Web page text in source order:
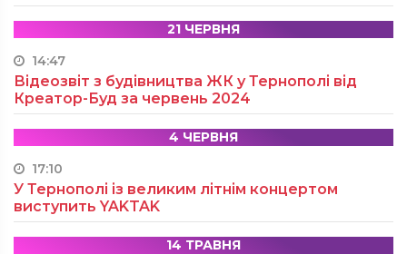
21 ЧЕРВНЯ
14:47
Відеозвіт з будівництва ЖК у Тернополі від
Креатор-Буд за червень 2024
4 ЧЕРВНЯ
17:10
У Тернополі із великим літнім концертом
виступить YAKTAK
14 ТРАВНЯ